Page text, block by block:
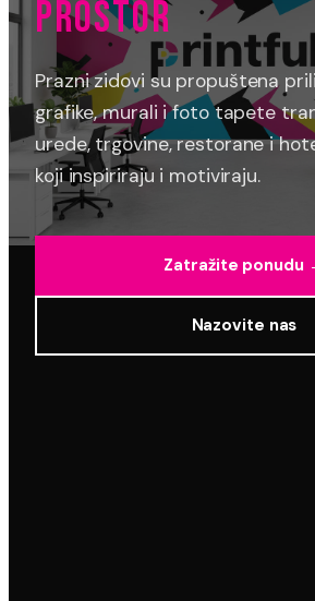
PROSTOR
Prazni zidovi su propuštena
grafike, murali i foto tapete
urede, trgovine, restorane i
koji inspiriraju i motiviraju.
Zatražite ponudu
Nazovite nas